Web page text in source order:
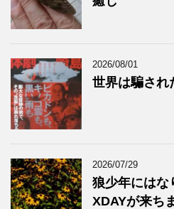
2026/08/01
世界は騙され
2026/07/29
狼少年にはな
XDAYが来ち